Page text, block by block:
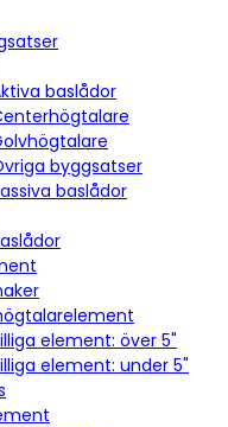
baslådor
byggsatser
baslådor
element: över 5"
element: under 5"